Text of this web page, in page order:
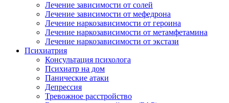
Лечение зависимости от солей
Лечение зависимости от мефедрона
Лечение наркозависимости от героина
Лечение наркозависимости от метамфетамина
Лечение наркозависимости от экстази
Психиатрия
Консультация психолога
Психиатр на дом
Панические атаки
Депрессия
Тревожное расстройство